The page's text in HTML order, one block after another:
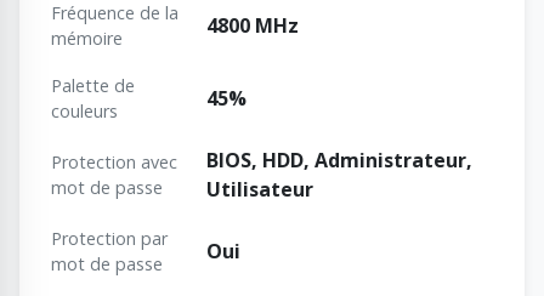
Fréquence de la
mémoire
4800 MHz
Palette de
couleurs
45%
Protection avec
mot de passe
BIOS, HDD, Administrateur,
Utilisateur
Protection par
mot de passe
Oui